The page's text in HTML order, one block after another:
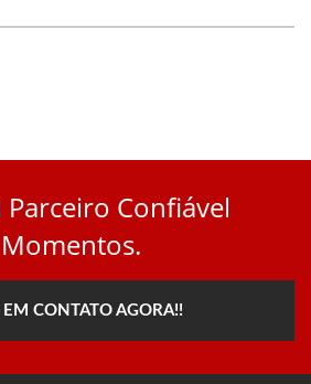
Parceiro Confiável
EM CONTATO AGORA!!